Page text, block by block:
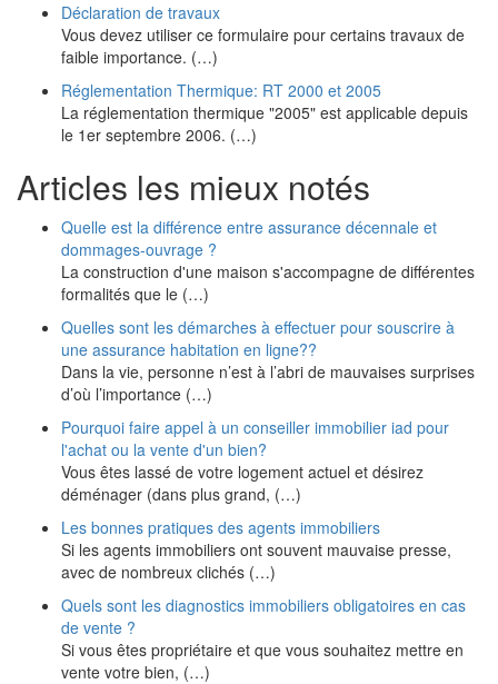
Déclaration de travaux
Vous devez utiliser ce formulaire pour certains travaux de
faible importance. (…)
Réglementation Thermique: RT 2000 et 2005
La réglementation thermique "2005" est applicable depuis
le 1er septembre 2006. (…)
Articles les mieux notés
Quelle est la différence entre assurance décennale et
dommages-ouvrage ?
La construction d'une maison s'accompagne de différentes
formalités que le (…)
Quelles sont les démarches à effectuer pour souscrire à
une assurance habitation en ligne??
Dans la vie, personne n’est à l’abri de mauvaises surprises
d’où l’importance (…)
Pourquoi faire appel à un conseiller immobilier iad pour
l'achat ou la vente d'un bien?
Vous êtes lassé de votre logement actuel et désirez
déménager (dans plus grand, (…)
Les bonnes pratiques des agents immobiliers
Si les agents immobiliers ont souvent mauvaise presse,
avec de nombreux clichés (…)
Quels sont les diagnostics immobiliers obligatoires en cas
de vente ?
Si vous êtes propriétaire et que vous souhaitez mettre en
vente votre bien, (…)